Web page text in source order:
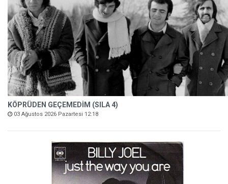
KÖPRÜDEN GEÇEMEDİM (SILA 4)
03 Ağustos 2026 Pazartesi 12:18